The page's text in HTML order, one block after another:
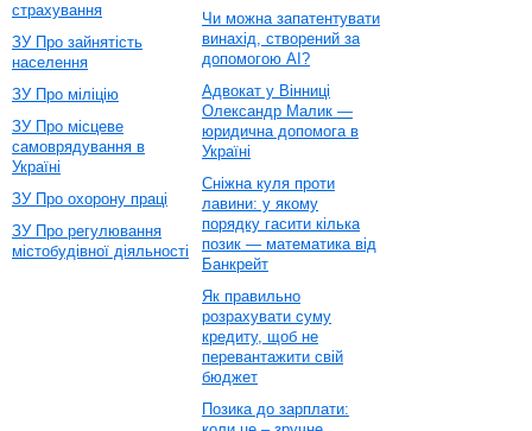
страхування
ЗУ Про зайнятість
населення
ЗУ Про міліцію
ЗУ Про місцеве
самоврядування в
Україні
ЗУ Про охорону праці
ЗУ Про регулювання
містобудівної діяльності
Чи можна запатентувати
винахід, створений за
допомогою AI?
Адвокат у Вінниці
Олександр Малик —
юридична допомога в
Україні
Сніжна куля проти
лавини: у якому
порядку гасити кілька
позик — математика від
Банкрейт
Як правильно
розрахувати суму
кредиту, щоб не
перевантажити свій
бюджет
Позика до зарплати: